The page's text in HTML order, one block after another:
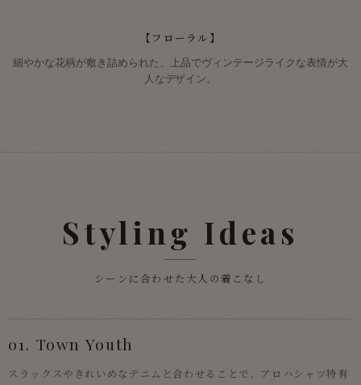
【フローラル】
細やかな花柄が敷き詰められた、上品でヴィンテージライクな表情が大
人なデザイン。
Styling Ideas
シーンに合わせた大人の着こなし
01. Town Youth
スラックスやきれいめなデニムと合わせることで、アロハシャツ特有